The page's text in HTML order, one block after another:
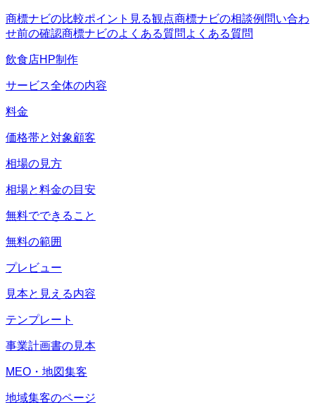
商標ナビの比較ポイント 見る観点商標ナビの相談例 問い合わ
せ前の確認商標ナビのよくある質問 よくある質問
飲食店HP制作
サービス全体の内容
料金
価格帯と対象顧客
相場の見方
相場と料金の目安
無料でできること
無料の範囲
プレビュー
見本と見える内容
テンプレート
事業計画書の見本
MEO・地図集客
地域集客のページ